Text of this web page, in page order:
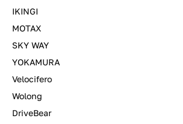
IKINGI
MOTAX
SKY WAY
YOKAMURA
Velocifero
Wolong
DriveBear